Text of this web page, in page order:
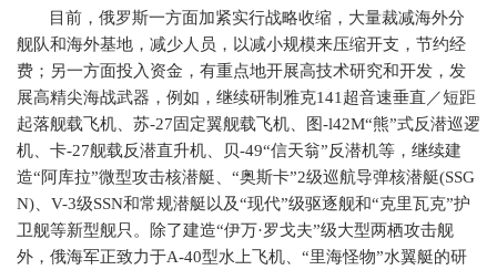
目前，俄罗斯一方面加紧实行战略收缩，大量裁减海外分
舰队和海外基地，减少人员，以减小规模来压缩开支，节约经
费；另一方面投入资金，有重点地开展高技术研究和开发，发
展高精尖海战武器，例如，继续研制雅克141超音速垂直／短距
起落舰载飞机、苏-27 固定翼舰载飞机、图-l42M“熊”式反潜巡逻
机、卡-27舰载反潜直升机、贝-49“信天翁”反潜机等，继续建
造“阿库拉”微型攻击核潜艇、“奥斯卡”2级巡航导弹核潜艇(SSG
N)、 V-3级SSN和常规潜艇以及“现代”级驱逐舰和“克里瓦克”护
卫舰等新型舰只。除了建造“伊万·罗戈夫”级大型两栖攻击舰
外，俄海军正致力于A-40型水上飞机、“里海怪物”水翼艇的研